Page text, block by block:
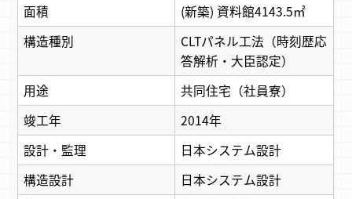
面積
(新築) 資料館4143.5㎡
構造種別
CLTパネル工法（時刻歴応
答解析・大臣認定）
用途
共同住宅（社員寮）
竣工年
2014年
設計・監理
日本システム設計
構造設計
日本システム設計